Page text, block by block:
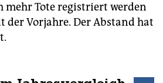
mehr Tote registriert werden
der Vorjahre. Der Abstand hat